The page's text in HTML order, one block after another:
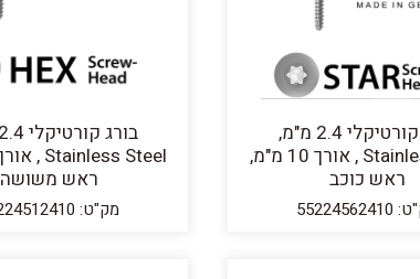
בורג קורטיקלי 2.4 מ"מ,
Stainless Steel , אורך 10 מ"מ,
ראש כוכב
ראש משושה
מק"ט: 55224512410